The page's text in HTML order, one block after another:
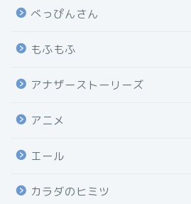
べっぴんさん
もふもふ
アナザーストーリーズ
アニメ
エール
カラダのヒミツ